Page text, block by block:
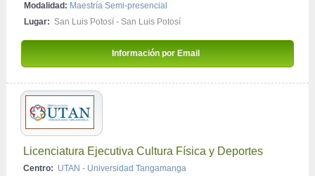
Modalidad: Maestría Semi-presencial
Lugar: San Luis Potosí - San Luis Potosí
Información por Email
Licenciatura Ejecutiva Cultura Física y Deportes
Centro: UTAN - Universidad Tangamanga